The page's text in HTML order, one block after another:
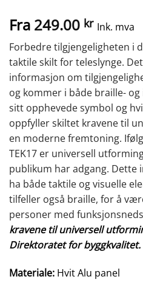
Fra 249.00 kr Ink. mva
Forbedre tilgjengeligheten i
taktile skilt for teleslynge.
informasjon om
og kommer i både braille-
sitt opphevede symbol og
oppfyller skiltet kravene til
en moderne fremtoning.
TEK17 er universell
publikum har adgang.
ha både taktile og visuelle
tilfeller også braille, for å
personer med
kravene til universell
Direktoratet for byggkvalitet.
Materiale: Hvit Alu panel